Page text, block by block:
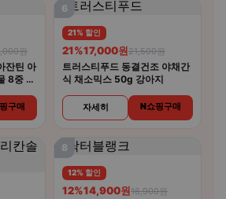
원
잔틴 아
8중 복
구매
6
21% 할인
21%17,000원21,500원
트러스티푸드 동결건조 야채간
식 채소믹스 50g 강아지
자세히 N쇼핑구매
8
12% 할인
12%14,900원16,900원